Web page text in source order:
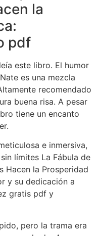
la
pdf
este libro. El humor
es una mezcla
recomendado
buena risa. A pesar
tiene un encanto
e inmersiva,
límites La Fábula de
Hacen la Prosperidad
y su dedicación a
gratis pdf y
pero la trama era